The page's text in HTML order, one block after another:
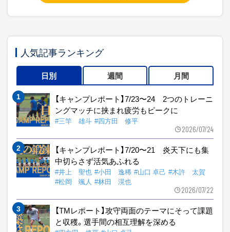
人気記事ランキング
日別 週間 月間
【キャンプレポート】7/23〜24 2つのトレーニ
ングマッチに挟まれ疲労もピークに
#三竿 雄斗 #四方田 修平
2026/07/24
【キャンプレポート】7/20〜21 炎天下にも集
中切らさず活気あふれる
#井上 聖也 #小田 逸稀 #山口 卓己 #木許 太賀
#松岡 颯人 #林田 滉也
2026/07/22
【TMレポート】攻守両面のテーマにそって課題
と収穫。選手間の相互理解を深める